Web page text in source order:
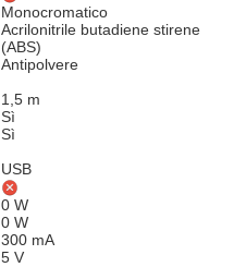
Monocromatico
Acrilonitrile butadiene stirene
(ABS)
Antipolvere
1,5 m
Sì
Sì
USB
0 W
0 W
300 mA
5 V